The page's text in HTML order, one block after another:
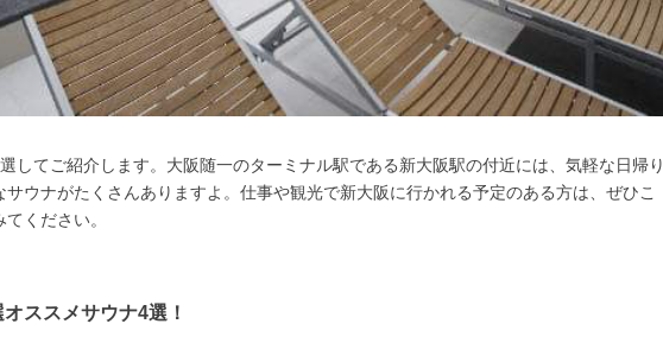
してご紹介します。大阪随一のターミナル駅である新大阪駅の付近には、気軽な日帰り
ウナがたくさんありますよ。仕事や観光で新大阪に行かれる予定のある方は、ぜひこ
ください。
ススメサウナ4選！